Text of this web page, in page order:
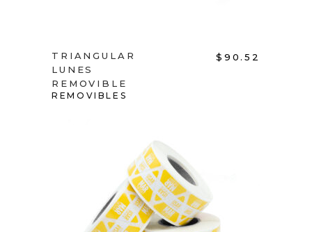
TRIANGULAR
LUNES
REMOVIBLE
$ 90.52
REMOVIBLES
ADD TO CART